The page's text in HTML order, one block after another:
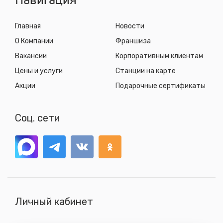
Главная
О Компании
Вакансии
Цены и услуги
Акции
Новости
Франшиза
Корпоративным клиентам
Станции на карте
Подарочные сертификаты
Соц. сети
Личный кабинет